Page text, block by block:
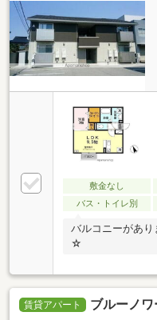
敷金なし
バス・トイレ別
バルコニーがあ
☆
賃貸アパート ブルーノワ